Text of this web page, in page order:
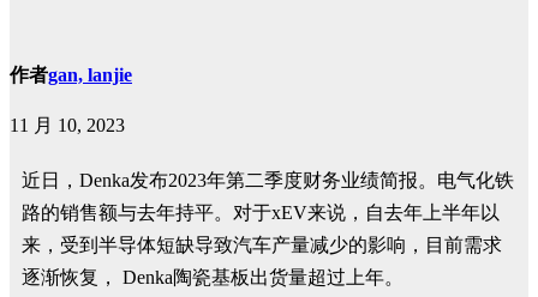
作者gan, lanjie
11 月 10, 2023
近日，Denka发布2023年第二季度财务业绩简报。电气化铁
路的销售额与去年持平。对于xEV来说，自去年上半年以
来，受到半导体短缺导致汽车产量减少的影响，目前需求
逐渐恢复， Denka陶瓷基板出货量超过上年。